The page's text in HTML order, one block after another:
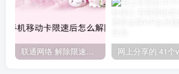
联通网络 解除限速方法参考！畅享、畅玩、老白干等及其它地区自测了